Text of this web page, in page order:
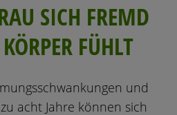
SICH FREMD
FÜHLT
und
acht Jahre können sich